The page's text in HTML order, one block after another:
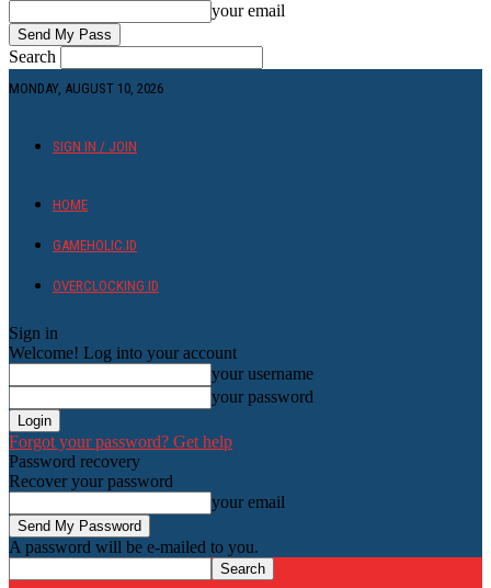
your email
Search
MONDAY, AUGUST 10, 2026
SIGN IN / JOIN
HOME
GAMEHOLIC.ID
OVERCLOCKING ID
Sign in
Welcome! Log into your account
your username
your password
Forgot your password? Get help
Password recovery
Recover your password
your email
A password will be e-mailed to you.